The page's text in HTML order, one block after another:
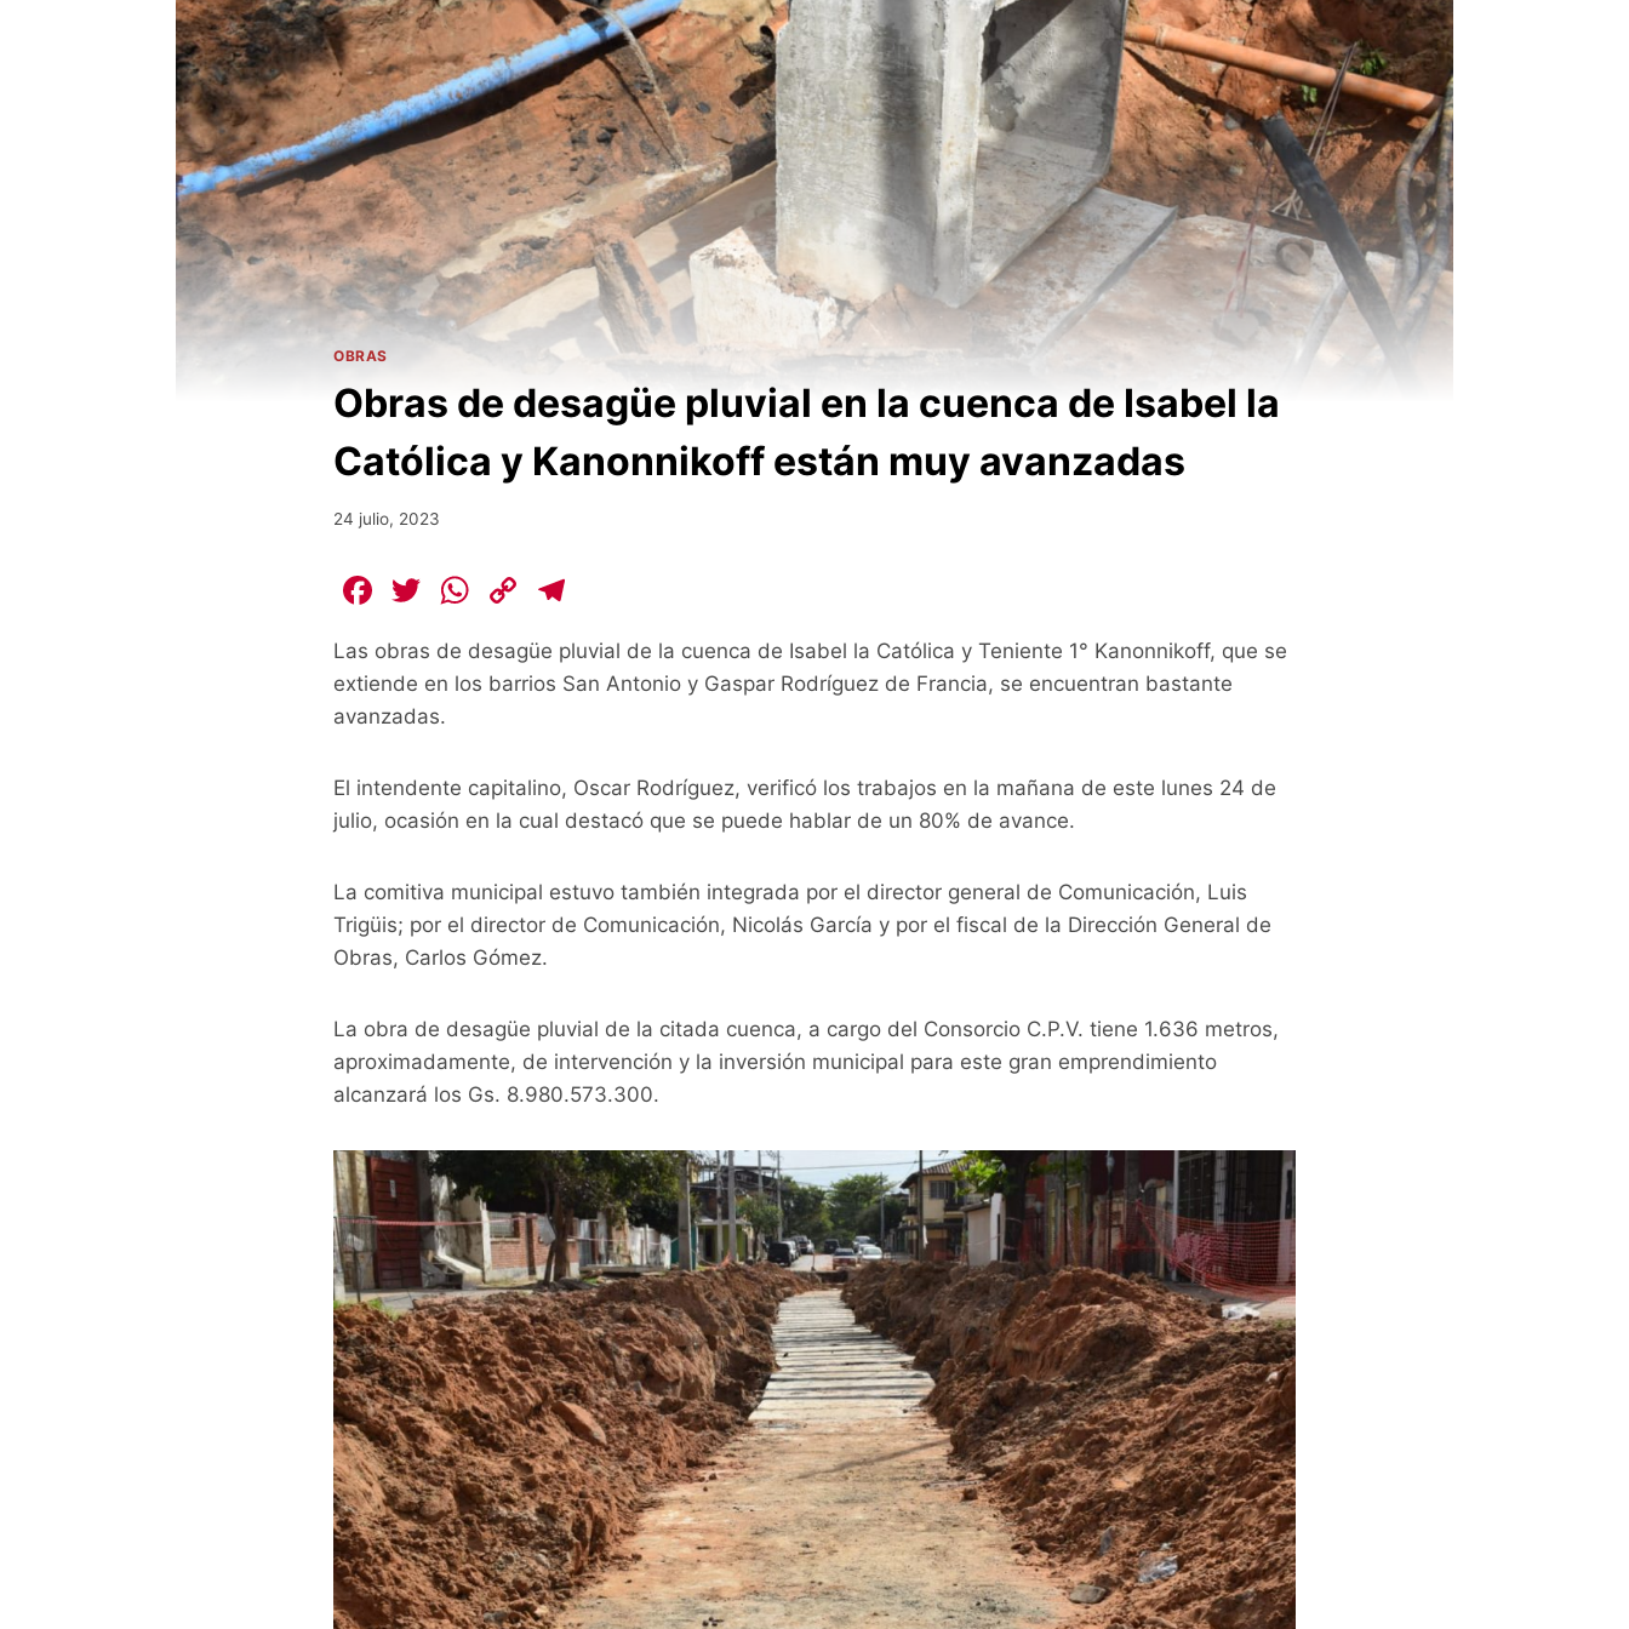
OBRAS
Obras de desagüe pluvial en la cuenca de Isabel la
Católica y Kanonnikoff están muy avanzadas
24 julio, 2023
F
c
e
o
o
T
itt
er
W
at
s
p
p
C
p
y
n
k
e
gr
m
Las obras de desagüe pluvial de la cuenca de Isabel la Católica y Teniente 1° Kanonnikoff, que se
extiende en los barrios San Antonio y Gaspar Rodríguez de Francia, se encuentran bastante
avanzadas.
El intendente capitalino, Oscar Rodríguez, verificó los trabajos en la mañana de este lunes 24 de
julio, ocasión en la cual destacó que se puede hablar de un 80% de avance.
La comitiva municipal estuvo también integrada por el director general de Comunicación, Luis
Trigüis; por el director de Comunicación, Nicolás García y por el fiscal de la Dirección General de
Obras, Carlos Gómez.
La obra de desagüe pluvial de la citada cuenca, a cargo del Consorcio C.P.V. tiene 1.636 metros,
aproximadamente, de intervención y la inversión municipal para este gran emprendimiento
alcanzará los Gs. 8.980.573.300.